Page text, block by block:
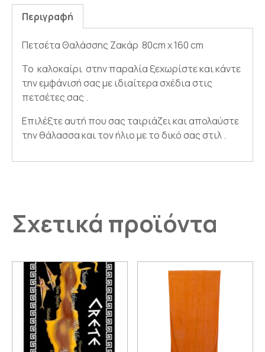
Περιγραφή
Πετσέτα Θαλάσσης Ζακάρ 80cm x 160 cm
Το καλοκαίρι στην παραλία ξεχωρίστε και κάντε
την εμφάνισή σας με ιδιαίτερα σχέδια στις
πετσέτες σας .
Επιλέξτε αυτή που σας ταιριάζει και απολαύστε
την θάλασσα και τον ήλιο με το δικό σας στιλ .
Σχετικά προϊόντα